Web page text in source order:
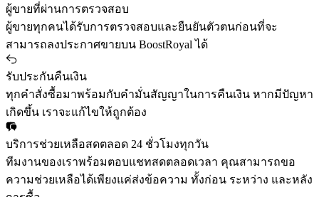
ผู้ขายที่ผ่านการตรวจสอบ
ผู้ขายทุกคนได้รับการตรวจสอบและยืนยันตัวตนก่อนที่จะ
สามารถลงประกาศขายบน BoostRoyal ได้
รับประกันคืนเงิน
ทุกคำสั่งซื้อมาพร้อมกับคำมั่นสัญญาในการคืนเงิน หากมีปัญหา
เกิดขึ้น เราจะแก้ไขให้ถูกต้อง
บริการช่วยเหลือสดตลอด 24 ชั่วโมงทุกวัน
ทีมงานของเราพร้อมตอบแชทสดตลอดเวลา คุณสามารถขอ
ความช่วยเหลือได้เพียงแค่ส่งข้อความ ทั้งก่อน ระหว่าง และหลัง